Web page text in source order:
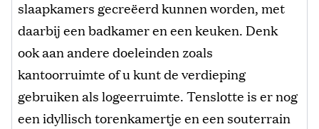
slaapkamers gecreëerd kunnen worden, met
daarbij een badkamer en een keuken. Denk
ook aan andere doeleinden zoals
kantoorruimte of u kunt de verdieping
gebruiken als logeerruimte. Tenslotte is er nog
een idyllisch torenkamertje en een souterrain